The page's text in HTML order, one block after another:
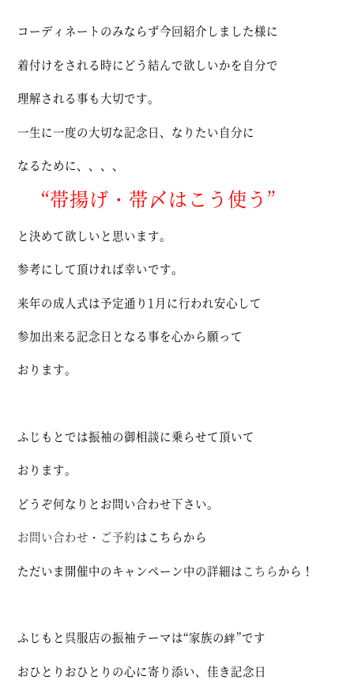
コーディネートのみならず今回紹介しました様に
着付けをされる時にどう結んで欲しいかを自分で
理解される事も大切です。
一生に一度の大切な記念日、なりたい自分に
なるために、、、、
“帯揚げ・帯〆はこう使う”
と決めて欲しいと思います。
参考にして頂ければ幸いです。
来年の成人式は予定通り1月に行われ安心して
参加出来る記念日となる事を心から願って
おります。
ふじもとでは振袖の御相談に乗らせて頂いて
おります。
どうぞ何なりとお問い合わせ下さい。
お問い合わせ ・ ご予約はこちらから
ただいま開催中のキャンペーン中の詳細は こちらから！
ふじもと呉服店の振袖テーマは“家族の絆”です
おひとりおひとりの心に寄り添い、佳き記念日